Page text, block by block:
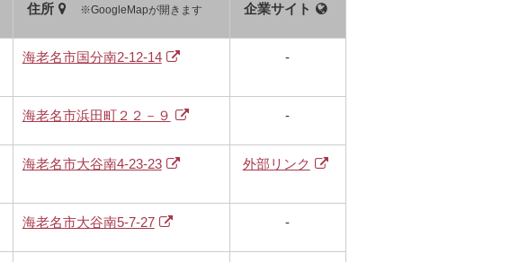
住所 ※GoogleMapが開きます 企業サイト
海老名市国分南2-12-14 -
海老名市浜田町２２－９ -
海老名市大谷南4-23-23 外部リンク
海老名市大谷南5-7-27 -